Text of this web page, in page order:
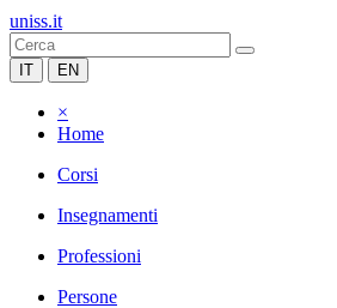
uniss.it
IT EN
×
Home
Corsi
Insegnamenti
Professioni
Persone